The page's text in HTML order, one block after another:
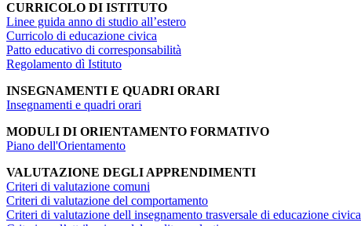
CURRICOLO DI ISTITUTO
Linee guida anno di studio all’estero
Curricolo di educazione civica
Patto educativo di corresponsabilità
Regolamento dì Istituto
INSEGNAMENTI E QUADRI ORARI
Insegnamenti e quadri orari
MODULI DI ORIENTAMENTO FORMATIVO
Piano dell'Orientamento
VALUTAZIONE DEGLI APPRENDIMENTI
Criteri di valutazione comuni
Criteri di valutazione del comportamento
Criteri di valutazione dell insegnamento trasversale di educazione civica